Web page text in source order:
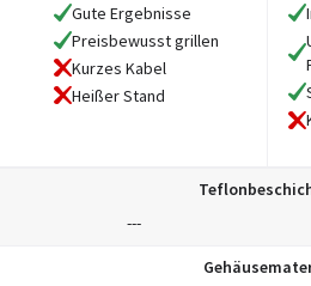
Gute Ergebnisse
Preisbewusst grillen
Kurzes Kabel
Heißer Stand
---